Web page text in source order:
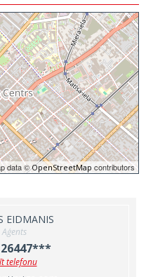
data ©OpenStreetMap contributors
EIDMANIS
Aģents
26447***
telefonu